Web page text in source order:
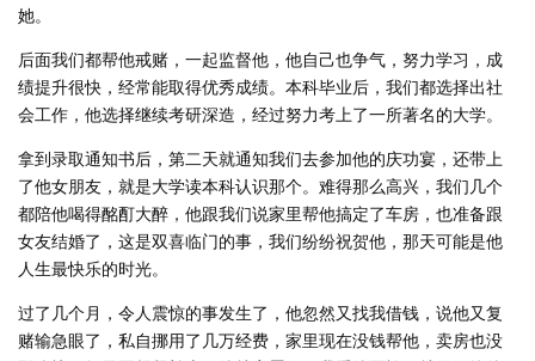
她。
后面我们都帮他戒赌，一起监督他，他自己也争气，努力学习，成
绩提升很快，经常能取得优秀成绩。本科毕业后，我们都选择出社
会工作，他选择继续考研深造，经过努力考上了一所著名的大学。
拿到录取通知书后，第二天就通知我们去参加他的庆功宴，还带上
了他女朋友，就是大学读本科认识那个。难得那么高兴，我们几个
都陪他喝得酩酊大醉，他跟我们说家里帮他搞定了车房，也准备跟
女友结婚了，这是双喜临门的事，我们纷纷祝贺他，那天可能是他
人生最快乐的时光。
过了几个月，令人震惊的事发生了，他忽然又找我借钱，说他又复
赌输急眼了，私自挪用了几万经费，家里现在没钱帮他，卖房也没